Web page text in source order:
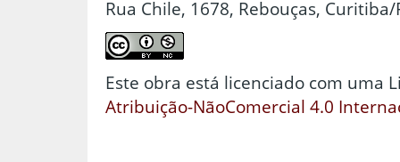
Rua Chile, 1678, Rebouças, Curitiba/
Este obra está licenciado com uma
Atribuição-NãoComercial 4.0